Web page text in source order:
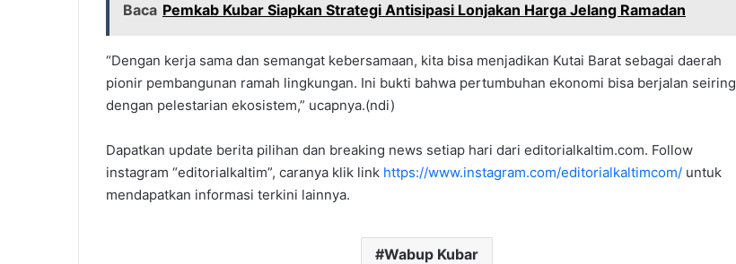
Baca Pemkab Kubar Siapkan Strategi Antisipasi Lonjakan Harga Jelang Ramadan
“Dengan kerja sama dan semangat kebersamaan, kita bisa menjadikan Kutai Barat sebagai daerah
pionir pembangunan ramah lingkungan. Ini bukti bahwa pertumbuhan ekonomi bisa berjalan seiring
dengan pelestarian ekosistem,” ucapnya.(ndi)
Dapatkan update berita pilihan dan breaking news setiap hari dari editorialkaltim.com. Follow
instagram “editorialkaltim”, caranya klik link https://www.instagram.com/editorialkaltimcom/ untuk
mendapatkan informasi terkini lainnya.
Wabup Kubar